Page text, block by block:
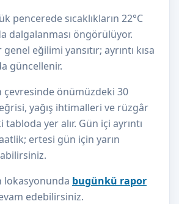
pencerede sıcaklıkların 22°C
dalgalanması öngörülüyor.
eğilimi yansıtır; ayrıntı kısa
güncellenir.
çevresinde önümüzdeki 30
yağış ihtimalleri ve rüzgâr
yer alır. Gün içi ayrıntı
ertesi gün için yarın
lokasyonunda bugünkü rapor
edebilirsiniz.